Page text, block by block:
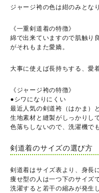
ジャージ袴の色は紺のみとな
《一重剣道着の特徴》
綿で出来ていますので肌触り
がそれもまた愛嬌。
大事に使えば長持ちする、愛
《ジャージ袴の特徴》
●シワになりにくい
最近人気の剣道袴（はかま）
生地素材と縫製がしっかりし
色落ちしないので、洗濯機で
剣道着のサイズの選び方
剣道着はサイズ表より、身長
痩せ型の人は一つ下のサイズ
洗濯すると若干の縮みが発生